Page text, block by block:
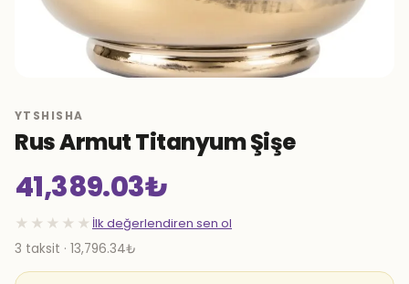
YTSHISHA
Rus Armut Titanyum Şişe
41,389.03₺
★★★★★ İlk değerlendiren sen ol
3 taksit · 13,796.34₺